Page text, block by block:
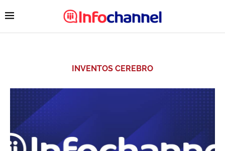
INVENTOS CEREBRO